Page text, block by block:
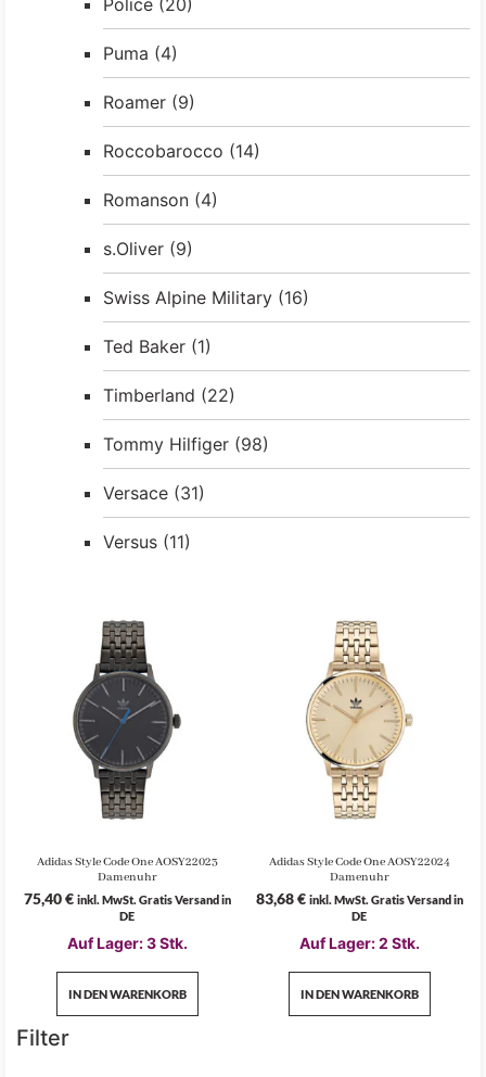
Puma (4)
Roamer (9)
Roccobarocco (14)
Romanson (4)
s.Oliver (9)
Swiss Alpine Military (16)
Ted Baker (1)
Timberland (22)
Tommy Hilfiger (98)
Versace (31)
Versus (11)
Adidas Style Code One AOSY22023
Damenuhr
75,40€ inkl. MwSt. Gratis Versand in
DE
Auf Lager: 3 Stk.
IN DEN WARENKORB
Adidas Style Code One AOSY22024
Damenuhr
83,68€ inkl. MwSt. Gratis Versand in
DE
Auf Lager: 2 Stk.
IN DEN WARENKORB
Filter